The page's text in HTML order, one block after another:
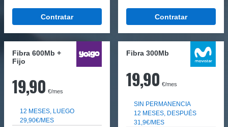
Contratar Contratar
Fibra 600Mb +
Fijo
19,90 €/mes
12 MESES, LUEGO
29,90€/MES
Fibra 300Mb
19,90 €/mes
SIN PERMANENCIA
12 MESES, DESPUÉS
31,9€/MES